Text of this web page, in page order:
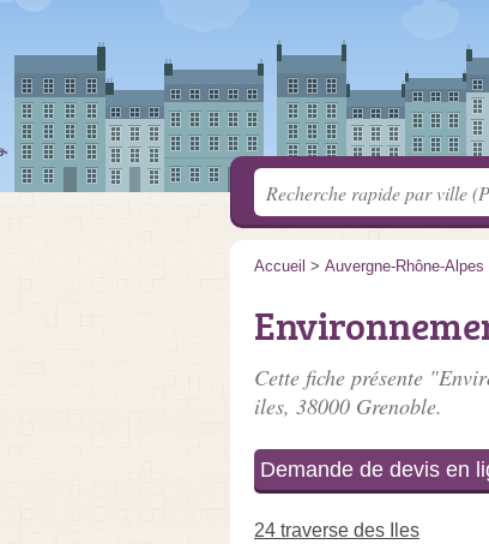
Accueil > Auvergne-Rhône-Alpes
Cette fiche présente
iles, 38000 Grenoble.
Demande de devis en
24 traverse des Iles